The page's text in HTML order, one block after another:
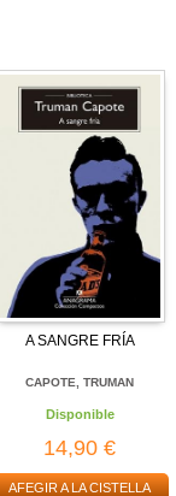
A SANGRE FRÍA
CAPOTE, TRUMAN
Disponible
14,90 €
AFEGIR A LA CISTELLA